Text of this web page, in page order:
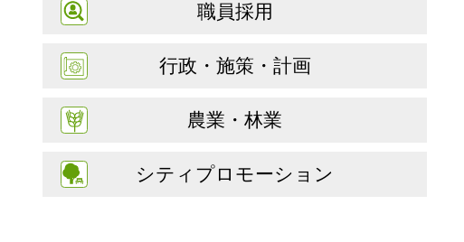
職員採用
行政・施策・計画
農業・林業
シティプロモーション